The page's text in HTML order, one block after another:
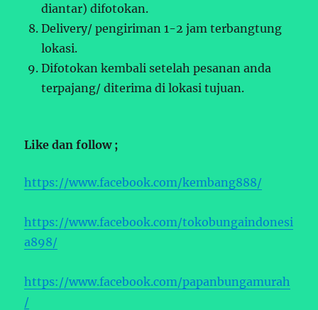
diantar) difotokan.
Delivery/ pengiriman 1-2 jam terbangtung
lokasi.
Difotokan kembali setelah pesanan anda
terpajang/ diterima di lokasi tujuan.
Like dan follow ;
https://www.facebook.com/kembang888/
https://www.facebook.com/tokobungaindonesi
a898/
https://www.facebook.com/papanbungamurah
/